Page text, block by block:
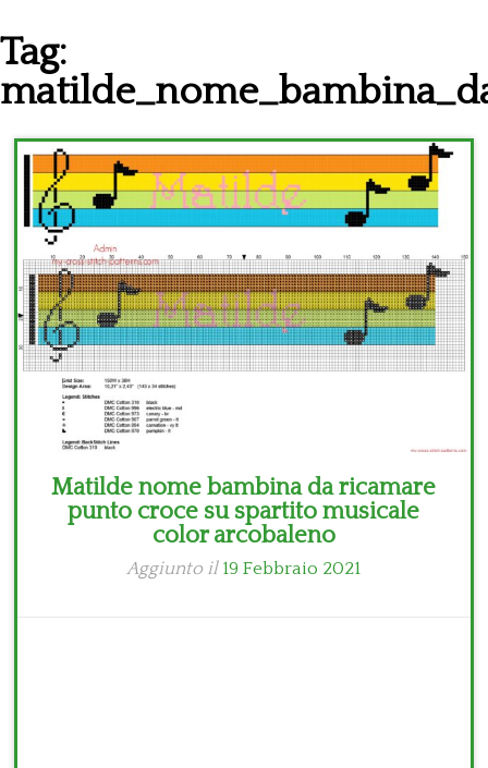
Ultimi schemi
Alfabeto
Bambini
Disney
Thun
Tag:
Matilde nome bambina da ricamare
punto croce su spartito musicale
color arcobaleno
Aggiunto il 19 Febbraio 2021